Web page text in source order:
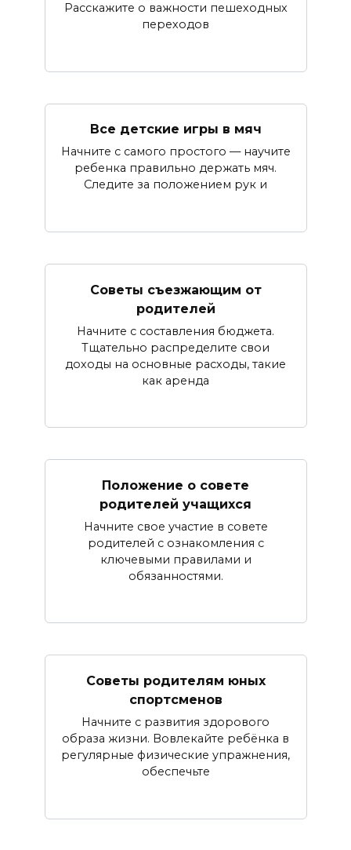
Расскажите о важности пешеходных
переходов
Все детские игры в мяч
Начните с самого простого — научите
ребенка правильно держать мяч.
Следите за положением рук и
Советы съезжающим от
родителей
Начните с составления бюджета.
Тщательно распределите свои
доходы на основные расходы, такие
как аренда
Положение о совете
родителей учащихся
Начните свое участие в совете
родителей с ознакомления с
ключевыми правилами и
обязанностями.
Советы родителям юных
спортсменов
Начните с развития здорового
образа жизни. Вовлекайте ребёнка в
регулярные физические упражнения,
обеспечьте